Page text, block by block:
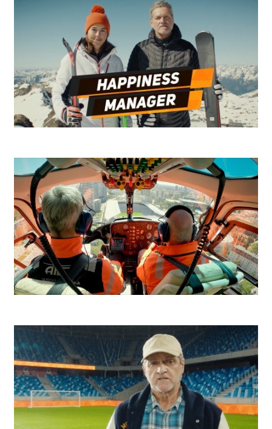
Niké Ľadovec
Niké Futbal